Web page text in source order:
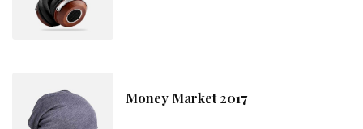
Money Market 2017